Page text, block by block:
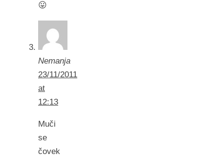
😛
Nemanja
23/11/2011
at
12:13
Muči
se
čovek